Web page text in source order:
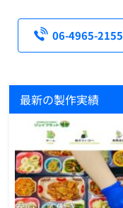
06-4965-2155
最新の製作実績